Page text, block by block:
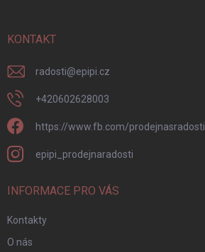
KONTAKT
radosti@epipi.cz
+420602628003
https://www.fb.com/prodejnasradosti
epipi_prodejnaradosti
INFORMACE PRO VÁS
Kontakty
O nás